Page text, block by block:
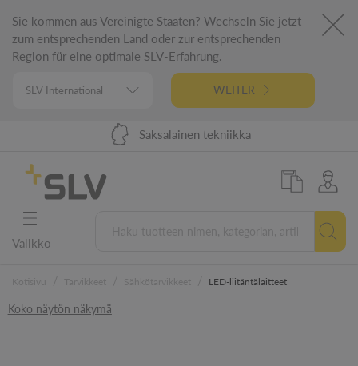
Sie kommen aus Vereinigte Staaten? Wechseln Sie jetzt
zum entsprechenden Land oder zur entsprechenden
Region für eine optimale SLV-Erfahrung.
WEITER
5 vuoden takuu
Saksalainen tekniikka
Toimitus 48 tunnissa EU:ssa
98 %:n tuotevalikoima
Valikko
LED-liitäntälaitteet
Koko näytön näkymä